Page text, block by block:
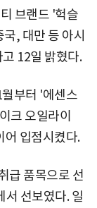
브랜드 '헉슬
, 대만 등 아시
12일 밝혔다.
부터 '에센스
크 오일라이
어 입점시켰다.
급 품목으로 선
서 선보였다. 일